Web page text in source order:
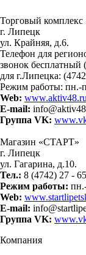
Торговый
г. Липецк
ул. Крайняя, д.6.
Телефон для
звонок бесплатный
для г.Липецка:
Режим работы: пн.-
Web: www.aktiv48.ru
E-mail:
Группа VK:
Магазин «СТАРТ»
г. Липецк
ул. Гагарина, д.10.
Тел.: 8 (4742) 27 -
Режим работы:
Web:
E-mail:
Группа VK:
Компания